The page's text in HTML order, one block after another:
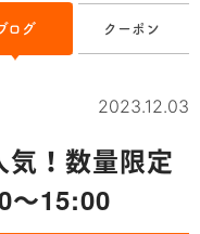
ログ クーポン
2023.12.03
！数量限定
15:00